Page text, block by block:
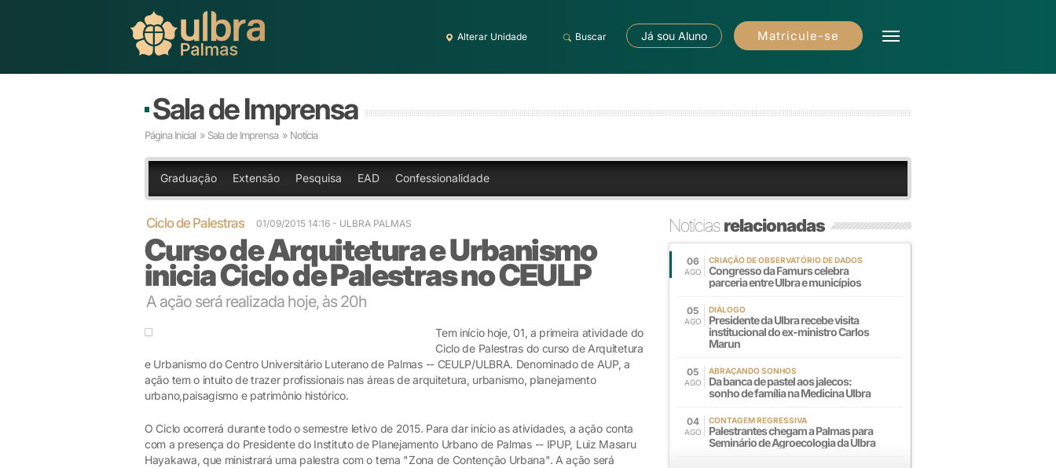
Alterar Unidade Buscar Já sou Aluno Matricule-se
Sala de Imprensa
Página Inicial » Sala de Imprensa » Notícia
Graduação Extensão Pesquisa EAD Confessionalidade
Ciclo de Palestras 01/09/2015 14:16 - ULBRA PALMAS
Curso de Arquitetura e Urbanismo
inicia Ciclo de Palestras no CEULP
A ação será realizada hoje, às 20h
Tem início hoje, 01, a primeira atividade do
Ciclo de Palestras do curso de Arquitetura
e Urbanismo do Centro Universitário Luterano de Palmas -- CEULP/ULBRA. Denominado de AUP, a
ação tem o intuito de trazer profissionais nas áreas de arquitetura, urbanismo, planejamento
urbano,paisagismo e patrimônio histórico.
O Ciclo ocorrerá durante todo o semestre letivo de 2015. Para dar início as atividades, a ação conta
com a presença do Presidente do Instituto de Planejamento Urbano de Palmas -- IPUP, Luiz Masaru
Hayakawa, que ministrará uma palestra com o tema "Zona de Contenção Urbana". A ação será
Notíciasrelacionadas
06
AGO
CRIAÇÃO DE OBSERVATÓRIO DE DADOS
Congresso da Famurs celebra
parceria entre Ulbra e municípios
05
AGO
DIÁLOGO
Presidente da Ulbra recebe visita
institucional do ex-ministro Carlos
Marun
05
AGO
ABRAÇANDO SONHOS
Da banca de pastel aos jalecos:
sonho de família na Medicina Ulbra
04
AGO
CONTAGEM REGRESSIVA
Palestrantes chegam a Palmas para
Seminário de Agroecologia da Ulbra